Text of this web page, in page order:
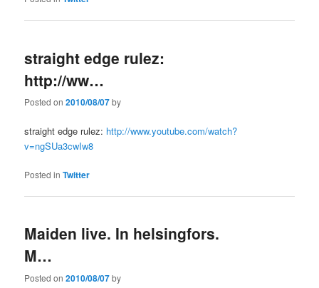
straight edge rulez:
http://ww…
Posted on2010/08/07by
straight edge rulez: http://www.youtube.com/watch?
v=ngSUa3cwIw8
Posted in Twitter
Maiden live. In helsingfors.
M…
Posted on2010/08/07by